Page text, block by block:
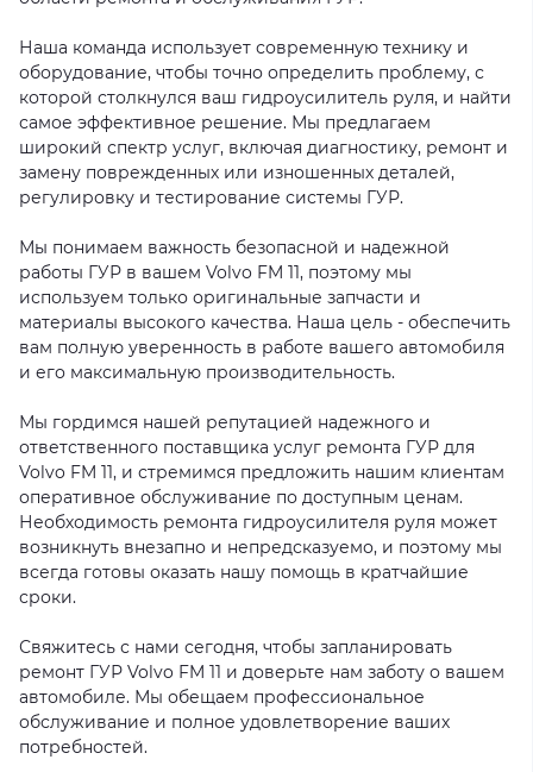
Наша команда использует современную технику и
оборудование, чтобы точно определить проблему, с
которой столкнулся ваш гидроусилитель руля, и найти
самое эффективное решение. Мы предлагаем
широкий спектр услуг, включая диагностику, ремонт и
замену поврежденных или изношенных деталей,
регулировку и тестирование системы ГУР.
Мы понимаем важность безопасной и надежной
работы ГУР в вашем Volvo FM 11, поэтому мы
используем только оригинальные запчасти и
материалы высокого качества. Наша цель - обеспечить
вам полную уверенность в работе вашего автомобиля
и его максимальную производительность.
Мы гордимся нашей репутацией надежного и
ответственного поставщика услуг ремонта ГУР для
Volvo FM 11, и стремимся предложить нашим клиентам
оперативное обслуживание по доступным ценам.
Необходимость ремонта гидроусилителя руля может
возникнуть внезапно и непредсказуемо, и поэтому мы
всегда готовы оказать нашу помощь в кратчайшие
сроки.
Свяжитесь с нами сегодня, чтобы запланировать
ремонт ГУР Volvo FM 11 и доверьте нам заботу о вашем
автомобиле. Мы обещаем профессиональное
обслуживание и полное удовлетворение ваших
потребностей.